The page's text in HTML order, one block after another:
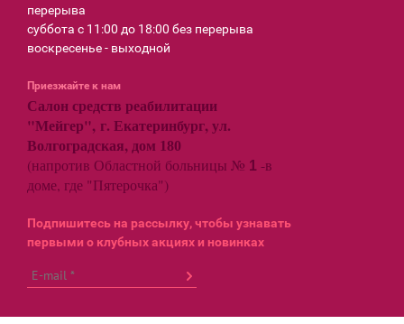
перерыва
суббота с 11:00 до 18:00 без перерыва
воскресенье - выходной
Приезжайте к нам
Салон средств реабилитации
"Мейгер", г. Екатеринбург, ул.
Волгоградская, дом 180
(напротив Областной больницы № 1 -в
доме, где "Пятерочка")
Подпишитесь на рассылку, чтобы узнавать
первыми о клубных акциях и новинках